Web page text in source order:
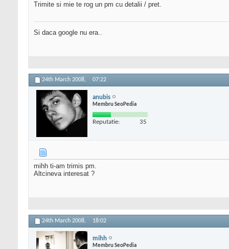
Trimite si mie te rog un pm cu detalii / pret.
Si daca google nu era..
24th March 2008, 07:22
anubis
Membru SeoPedia
Reputatie: 35
mihh ti-am trimis pm.
Altcineva interesat ?
24th March 2008, 18:02
mihh
Membru SeoPedia